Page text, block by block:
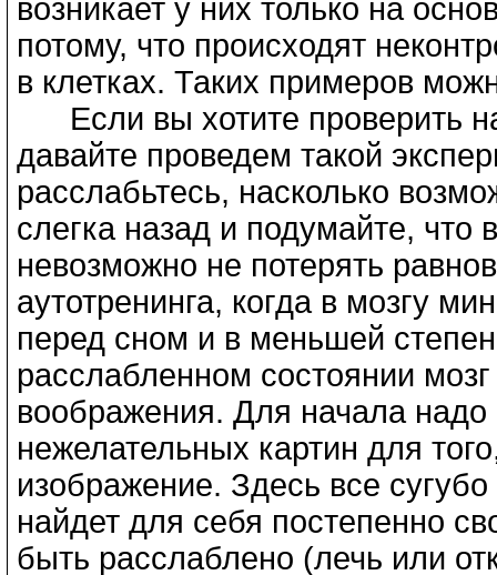
возникает у них только на
потому, что происходят
в клетках. Таких примеров
Если вы хотите проверить на
давайте проведем такой
расслабьтесь, насколько
слегка назад и подумайте, что
невозможно не потерять
аутотренинга, когда в мозгу
перед сном и в меньшей
расслабленном состоянии
воображения. Для начала надо
нежелательных картин для
изображение. Здесь все
найдет для себя постепенно
быть расслаблено (лечь или